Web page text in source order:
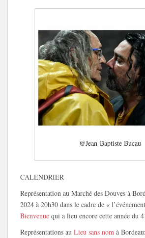
@Jean-Baptiste Bucau
CALENDRIER
Représentation au Marché des Douves à
2024 à 20h30 dans le cadre de «
Bienvenue qui a lieu encore cette année du
Représentations au Lieu sans nom à